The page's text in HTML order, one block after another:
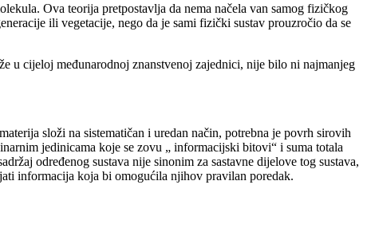
Ova teorija pretpostavlja da nema načela van samog fizičkog
ili vegetacije, nego da je sami fizički sustav prouzročio da se
u cijeloj međunarodnoj znanstvenoj zajednici, nije bilo ni najmanjeg
složi na sistematičan i uredan način, potrebna je povrh sirovih
jedinicama koje se zovu „ informacijski bitovi“ i suma totala
određenog sustava nije sinonim za sastavne dijelove tog sustava,
informacija koja bi omogućila njihov pravilan poredak.